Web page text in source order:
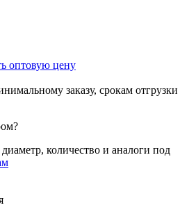
оптовую цену
заказу, срокам отгрузки
количество и аналоги под